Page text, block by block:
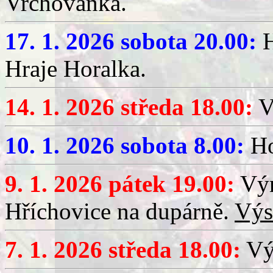
17. 1. 2026 sobota 20.00:
Hraje Horalka.
14. 1. 2026 středa 18.00:
10. 1. 2026 sobota 8.00:
9. 1. 2026 pátek 19.00:
Hříchovice na dupárně.
7. 1. 2026 středa 18.00: